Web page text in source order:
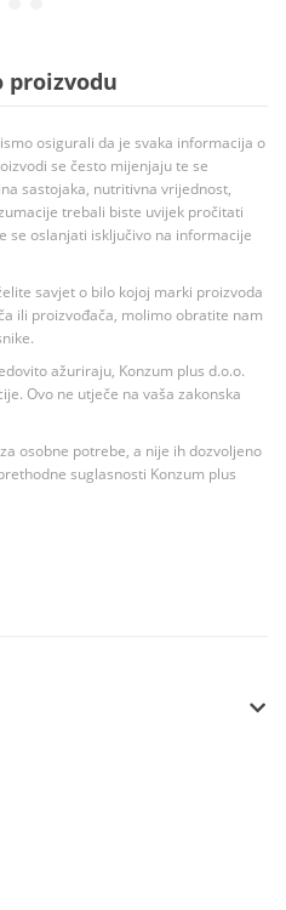
proizvodu
osigurali da je svaka informacija o
se često mijenjaju te se
sastojaka, nutritivna vrijednost,
trebali biste uvijek pročitati
se oslanjati isključivo na informacije
savjet o bilo kojoj marki proizvoda
ili proizvođača, molimo obratite nam
ažuriraju, Konzum plus d.o.o.
Ovo ne utječe na vaša zakonska
osobne potrebe, a nije ih dozvoljeno
suglasnosti Konzum plus